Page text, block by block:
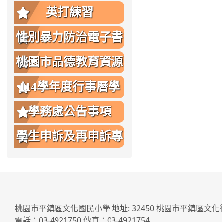
英打練習
性別暴力防治電子書
桃園市品德教育資源
網
114學年度行事曆學
生版
學務處公告事項
學生申訴及再申訴專
桃園市平鎮區文化國民小學 地址: 32450 桃園市平鎮區文